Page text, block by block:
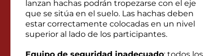
lanzan hachas podrán tropezarse con el eje
que se sitúa en el suelo. Las hachas deben
estar correctamente colocadas en un nivel
superior al lado de los participantes.